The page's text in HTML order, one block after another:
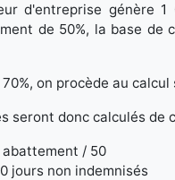
d'entreprise génère
de 50%, la base
on procède au
seront donc calculés de
/ 50
jours non indemnisés